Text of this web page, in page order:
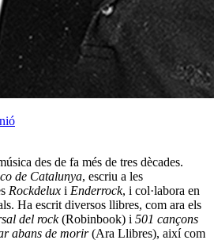
des de fa més de tres dècades.
de Catalunya, escriu a les
Rockdelux i Enderrock, i col·labora en
Ha escrit diversos llibres, com ara els
del rock(Robinbook) i 501 cançons
abans de morir(Ara Llibres), així com